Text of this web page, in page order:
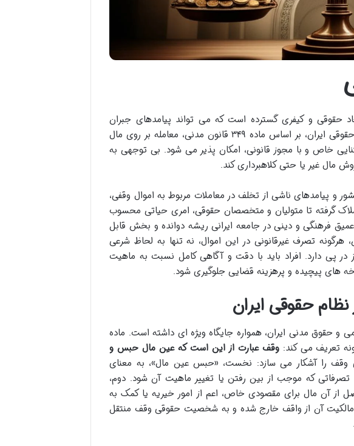
حقوقی و کیفری گسترده است که می تواند پیامدهای جبران
ناپذیری برای افراد درگیر در آن داشته باشد. در نظام حقوقی ایران، بر اساس ماده ۳۴۹ قانون مدنی، معامله بر روی مال
خاص و با مجوز قانونی، امکان پذیر می شود. بی توجهی به
مال غیر یا حتی کلاهبرداری کند.
پیامدهای ناشی از تخلف در معاملات مربوط به اموال وقفی،
گرفته تا متولیان و متخصصان حقوقی، امری حیاتی محسوب
فرهنگی و دینی در جامعه ایرانی ریشه دوانده و بخش قابل
تصرف غیرقانونی در این اموال، نه تنها به لحاظ شرعی
در پی دارد. افراد باید با دقت و آگاهی کامل نسبت به ماهیت
های پیچیده و پرهزینه قضایی جلوگیری شود.
حقوقی ایران
و حقوق مدنی ایران، همواره جایگاه ویژه ای داشته است. ماده
وقف عبارت از این است که عین مال حبس و
وقف را آشکار می سازد: نخست، «حبس عین مال»، به معنای
تصرفاتی که موجب از بین رفتن یا تغییر ماهیت آن شود. دوم،
از آن مال برای مقصودی خاص، اعم از امور خیریه یا کمک به
آن از واقف خارج شده و به شخصیت حقوقی وقف منتقل